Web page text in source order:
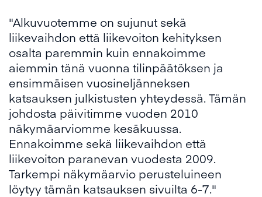
"Alkuvuotemme on sujunut sekä
liikevaihdon että liikevoiton kehityksen
osalta paremmin kuin ennakoimme
aiemmin tänä vuonna tilinpäätöksen ja
ensimmäisen vuosineljänneksen
katsauksen julkistusten yhteydessä. Tämän
johdosta päivitimme vuoden 2010
näkymäarviomme kesäkuussa.
Ennakoimme sekä liikevaihdon että
liikevoiton paranevan vuodesta 2009.
Tarkempi näkymäarvio perusteluineen
löytyy tämän katsauksen sivuilta 6-7."